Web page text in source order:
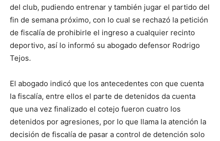
del club, pudiendo entrenar y también jugar el partido del
fin de semana próximo, con lo cual se rechazó la petición
de fiscalía de prohibirle el ingreso a cualquier recinto
deportivo, así lo informó su abogado defensor Rodrigo
Tejos.
El abogado indicó que los antecedentes con que cuenta
la fiscalía, entre ellos el parte de detenidos da cuenta
que una vez finalizado el cotejo fueron cuatro los
detenidos por agresiones, por lo que llama la atención la
decisión de fiscalía de pasar a control de detención solo